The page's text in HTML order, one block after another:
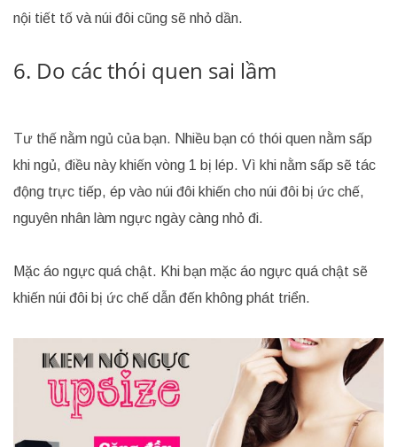
nội tiết tố và núi đôi cũng sẽ nhỏ dần.
6. Do các thói quen sai lầm
Tư thế nằm ngủ của bạn. Nhiều bạn có thói quen nằm sấp
khi ngủ, điều này khiến vòng 1 bị lép. Vì khi nằm sấp sẽ tác
động trực tiếp, ép vào núi đôi khiến cho núi đôi bị ức chế,
nguyên nhân làm ngực ngày càng nhỏ đi.
Mặc áo ngực quá chật. Khi bạn mặc áo ngực quá chật sẽ
khiến núi đôi bị ức chế dẫn đến không phát triển.